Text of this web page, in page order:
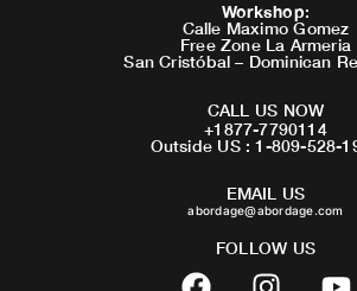
Workshop:
Calle Maximo Gomez
Free Zone La Armeria
San Cristóbal – Dominican
CALL US NOW
+1877-7790114
Outside US : 1-809-528-
EMAIL US
abordage@abordage.com
FOLLOW US
F
I
Y